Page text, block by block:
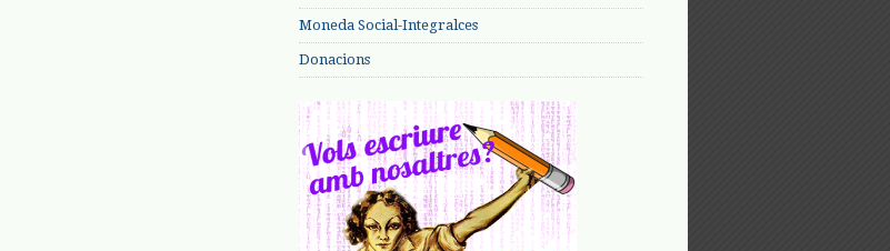
Moneda Social-Integralces
Donacions